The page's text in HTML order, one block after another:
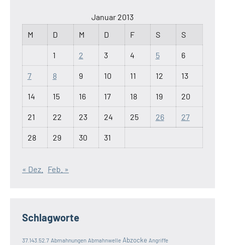
Januar 2013
M
D M D F S S
1 2 3 4 5 6
7 8 9 10 11 12 13
14 15 16 17 18 19 20
21 22 23 24 25 26 27
28 29 30 31
« Dez. Feb. »
Schlagworte
37.143.52.7 Abmahnungen Abmahnwelle Abzocke Angriffe